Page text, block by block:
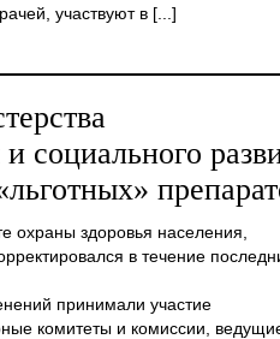
участвуют в [...]
социального
охраны здоровья населения,
в течение
принимали участие
комитеты и комиссии,